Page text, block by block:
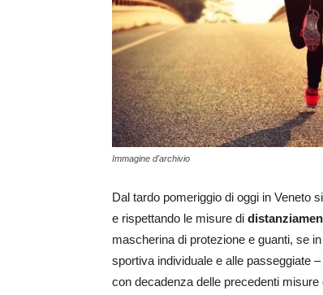
Immagine d'archivio
Dal tardo pomeriggio di oggi in Veneto
e rispettando le misure di
mascherina di protezione e guanti, se
sportiva individuale e alle passeggiate
con decadenza delle precedenti